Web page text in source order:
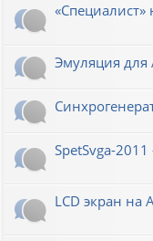
«Специалист»
Эмуляция
SpetSvga-
LCD экран на